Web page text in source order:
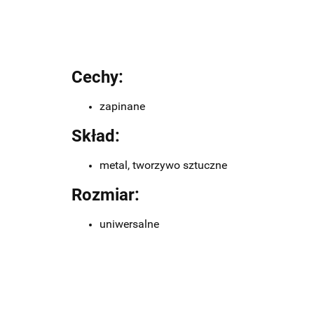
Cechy:
zapinane
Skład:
metal, tworzywo sztuczne
Rozmiar:
uniwersalne